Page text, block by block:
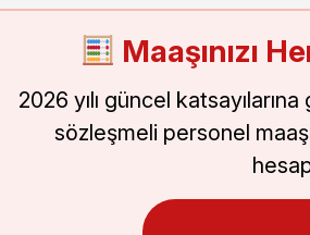
Maaşınızı
2026 yılı güncel
sözleşmeli personel